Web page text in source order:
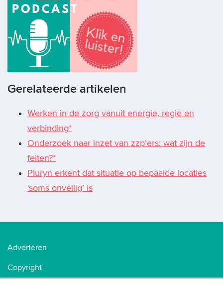
Gerelateerde artikelen
Werken in de zorg vanuit energie, regie en
verbinding*
Onderzoek naar inzet van zzp’ers: wat zijn de
feiten?*
Pluryn erkent dat situatie op bepaalde locaties
‘soms onveilig’ is
Adverteren
Copyright